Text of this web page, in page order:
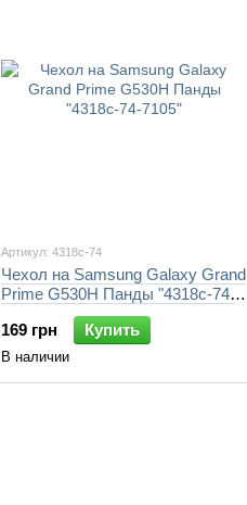
Артикул: 4318c-74
Чехол на Samsung Galaxy Grand
Prime G530H Панды "4318c-74-
169 грн
Купить
В наличии